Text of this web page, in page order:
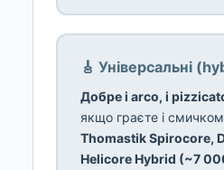
🎸 Універсальні
Добре і arco, і
якщо граєте і
Thomastik Spirocore,
Helicore Hybrid (~7